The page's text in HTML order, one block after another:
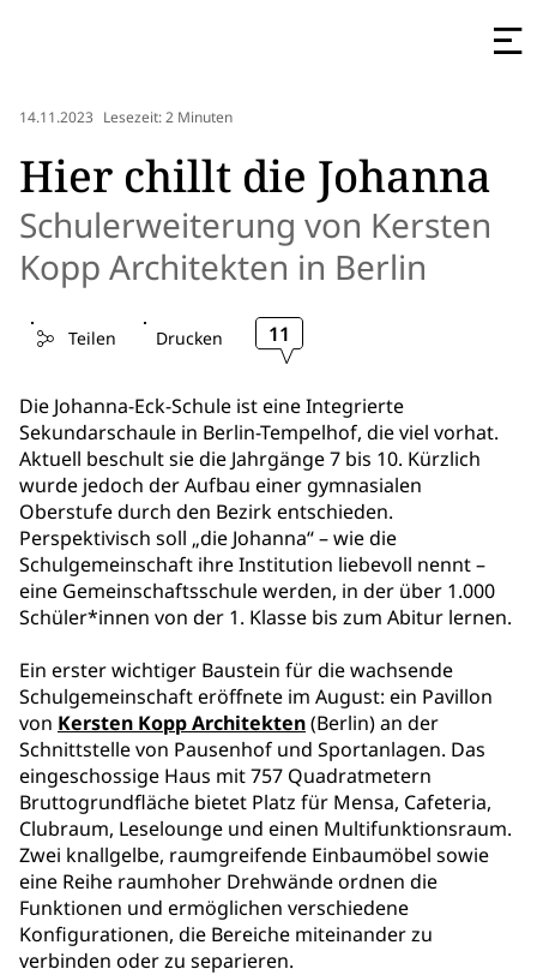
14.11.2023 Lesezeit: 2 Minuten
Hier chillt die Johanna
Schulerweiterung von Kersten
Kopp Architekten in Berlin
Teilen Drucken 11
Die Johanna-Eck-Schule ist eine Integrierte
Sekundarschaule in Berlin-Tempelhof, die viel vorhat.
Aktuell beschult sie die Jahrgänge 7 bis 10. Kürzlich
wurde jedoch der Aufbau einer gymnasialen
Oberstufe durch den Bezirk entschieden.
Perspektivisch soll „die Johanna“ – wie die
Schulgemeinschaft ihre Institution liebevoll nennt –
eine Gemeinschaftsschule werden, in der über 1.000
Schüler*innen von der 1. Klasse bis zum Abitur lernen.
Ein erster wichtiger Baustein für die wachsende
Schulgemeinschaft eröffnete im August: ein Pavillon
von Kersten Kopp Architekten(Berlin) an der
Schnittstelle von Pausenhof und Sportanlagen. Das
eingeschossige Haus mit 757 Quadratmetern
Bruttogrundfläche bietet Platz für Mensa, Cafeteria,
Clubraum, Leselounge und einen Multifunktionsraum.
Zwei knallgelbe, raumgreifende Einbaumöbel sowie
eine Reihe raumhoher Drehwände ordnen die
Funktionen und ermöglichen verschiedene
Konfigurationen, die Bereiche miteinander zu
verbinden oder zu separieren.